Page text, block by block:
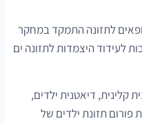
ה-28 של ארגון רופאים לתזונה התמקד במחקר
לעידוד היצמדות לתזונה ים
דיאטנית ילדים,
פורום תזונת ילדים של